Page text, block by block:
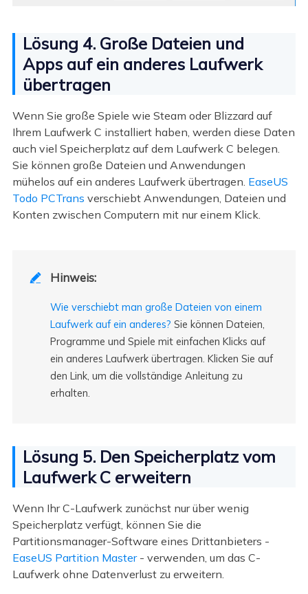
Lösung 4. Große Dateien und
Apps auf ein anderes Laufwerk
übertragen
Wenn Sie große Spiele wie Steam oder Blizzard auf
Ihrem Laufwerk C installiert haben, werden diese Daten
auch viel Speicherplatz auf dem Laufwerk C belegen.
Sie können große Dateien und Anwendungen
mühelos auf ein anderes Laufwerk übertragen. EaseUS
Todo PCTrans verschiebt Anwendungen, Dateien und
Konten zwischen Computern mit nur einem Klick.
 Hinweis:
Wie verschiebt man große Dateien von einem
Laufwerk auf ein anderes? Sie können Dateien,
Programme und Spiele mit einfachen Klicks auf
ein anderes Laufwerk übertragen. Klicken Sie auf
den Link, um die vollständige Anleitung zu
erhalten.
Lösung 5. Den Speicherplatz vom
Laufwerk C erweitern
Wenn Ihr C-Laufwerk zunächst nur über wenig
Speicherplatz verfügt, können Sie die
Partitionsmanager-Software eines Drittanbieters -
EaseUS Partition Master- verwenden, um das C-
Laufwerk ohne Datenverlust zu erweitern.